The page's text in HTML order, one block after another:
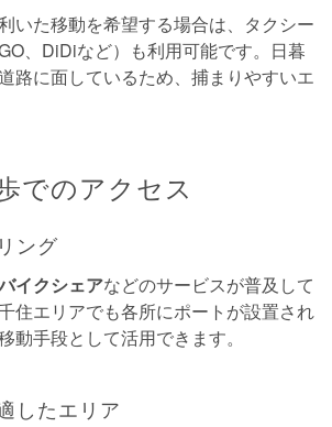
いた移動を希望する場合は、タクシー
、DiDiなど）も利用可能です。日暮
路に面しているため、捕まりやすいエ
でのアクセス
ング
イクシェアなどのサービスが普及して
住エリアでも各所にポートが設置され
動手段として活用できます。
したエリア